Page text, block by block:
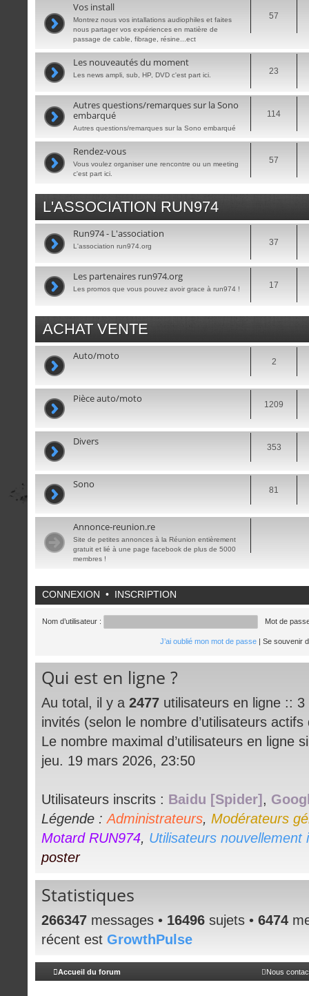
Vos install
Montrez nous vos intallations audiophiles et faites
nous partager vos expériences en matière de
passage de cable, fibrage, résine...ect
57
Les nouveautés du moment
Les news ampli, sub, HP, DVD c'est part ici. 23
Autres questions/remarques sur la Sono
embarqué
Autres questions/remarques sur la Sono embarqué
114
Rendez-vous
Vous voulez organiser une rencontre ou un meeting
c'est part ici.
57
L'ASSOCIATION RUN974
Run974 - L'association
L'association run974.org 37
Les partenaires run974.org
Les promos que vous pouvez avoir grace à run974 ! 17
ACHAT VENTE
Auto/moto 2
Pièce auto/moto 1209
Divers 353
Sono 81
Annonce-reunion.re
Site de petites annonces à la Réunion entièrement
gratuit et lié à une page facebook de plus de 5000
membres !
CONNEXION • INSCRIPTION
Nom d’utilisateur : Mot de
J’ai oublié mon mot de passe Se souvenir
Qui est en ligne ?
Au total, il y a 2477 utilisateurs en ligne ::
invités (selon le nombre d’utilisateurs
Le nombre maximal d’utilisateurs en ligne
jeu. 19 mars 2026, 23:50
Utilisateurs inscrits : Baidu [Spider] ,
Légende :Administrateurs, Modérateurs
Motard RUN974, Utilisateurs nouvellement
poster
Statistiques
266347 messages • 16496 sujets • 6474
récent est GrowthPulse
Accueil du forum Nous